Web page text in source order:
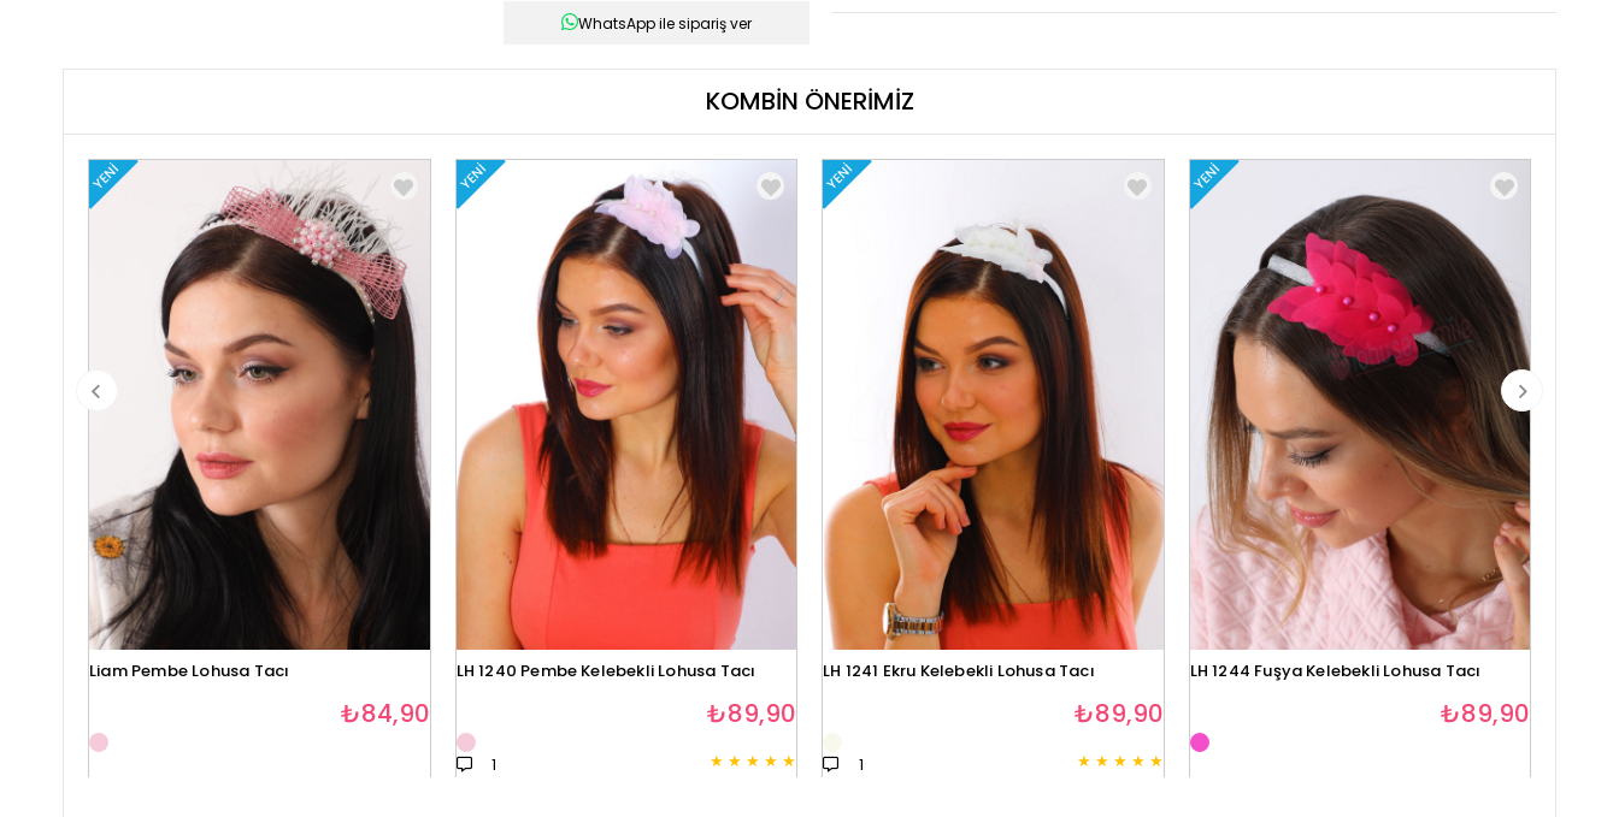
WhatsApp ile sipariş ver
KOMBİN ÖNERİMİZ
YENI
Liam Pembe Lohusa Tacı
₺84,90
YENI
LH 1240 Pembe Kelebekli Lohusa Tacı
★ ★ ★ ★ ★
1
₺89,90
YENI
LH 1241 Ekru Kelebekli Lohusa Tacı
★ ★ ★ ★ ★
1
₺89,90
YENI
LH 1244 Fuşya Kelebekli Lohusa Tacı
₺89,90